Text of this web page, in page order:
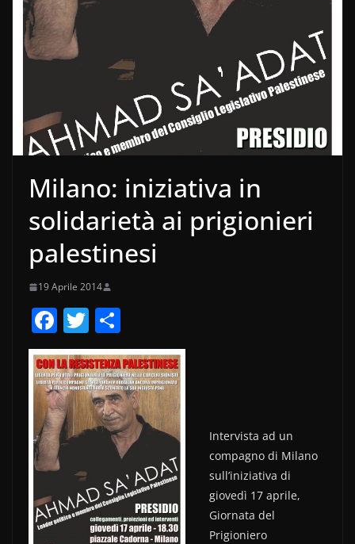
Milano: iniziativa in
solidarietà ai prigionieri
palestinesi
19 Aprile 2014
F
a
c
e
b
o
o
k
T
w
itt
er
o
n
di
vi
di
Intervista ad un
compagno di Milano
sull’iniziativa di
giovedì 17 aprile,
Giornata del
Prigioniero